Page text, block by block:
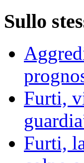
Sullo
Furti,
Furti,